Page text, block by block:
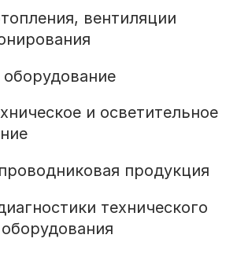
вентиляции
и осветительное
продукция
технического